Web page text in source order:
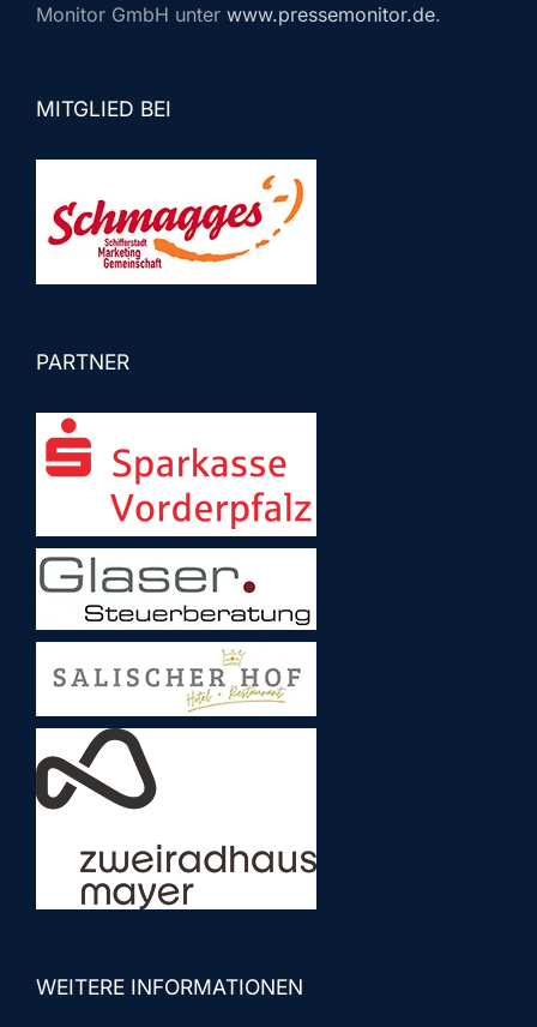
Monitor GmbH unter www.pressemonitor.de.
MITGLIED BEI
PARTNER
WEITERE INFORMATIONEN